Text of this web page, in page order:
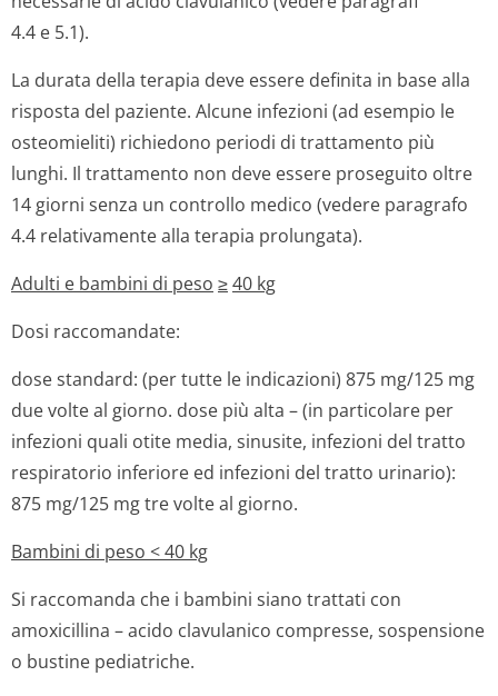
4.4 e 5.1).
La durata della terapia deve essere definita in base alla
risposta del paziente. Alcune infezioni (ad esempio le
osteomieliti) richiedono periodi di trattamento più
lunghi. Il trattamento non deve essere proseguito oltre
14 giorni senza un controllo medico (vedere paragrafo
4.4 relativamente alla terapia prolungata).
Adulti e bambini di peso ≥40 kg
Dosi raccomandate:
dose standard: (per tutte le indicazioni) 875 mg/125 mg
due volte al giorno. dose più alta – (in particolare per
infezioni quali otite media, sinusite, infezioni del tratto
respiratorio inferiore ed infezioni del tratto urinario):
875 mg/125 mg tre volte al giorno.
Bambini di peso < 40 kg
Si raccomanda che i bambini siano trattati con
amoxicillina – acido clavulanico compresse, sospensione
o bustine pediatriche.